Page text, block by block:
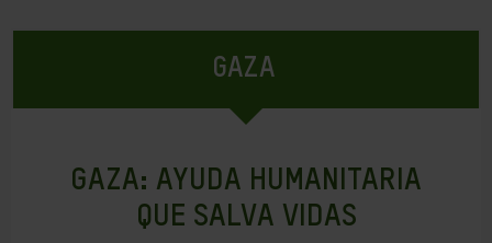
GAZA
GAZA: AYUDA HUMANITARIA
QUE SALVA VIDAS